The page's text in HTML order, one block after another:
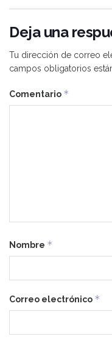
Deja una
Tu dirección de correo
campos obligatorios
Comentario *
Nombre *
Correo electrónico *